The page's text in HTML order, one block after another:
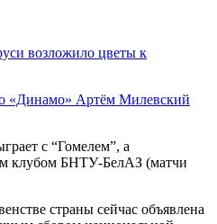
возложило цветы к
«Динамо» Артём Милевский
с “Гомелем”, а
клубом БНТУ-БелАЗ (матчи
страны сейчас объявлена